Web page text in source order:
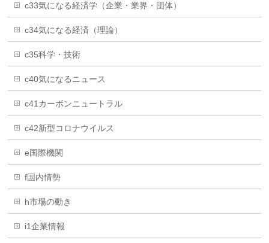
c33気になる経済学（企業・業界・団体）
c34気になる経済（理論）
c35科学・技術
c40気になるニュース
c41カーボンニュートラル
c42新型コロナウイルス
e国際機関
f国内情勢
h市場の動き
i1企業情報